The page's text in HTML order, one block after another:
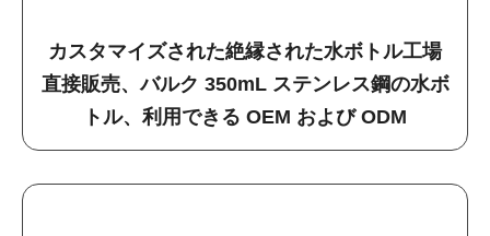
カスタマイズされた絶縁された水ボトル工場
直接販売、バルク 350mL ステンレス鋼の水ボ
トル、利用できる OEM および ODM